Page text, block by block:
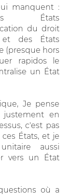
manquent :
États
du droit
et des États
(presque hors
rapidos le
un État
Je pense
justement en
c'est pas
États, et je
aussi
vers un État
où a